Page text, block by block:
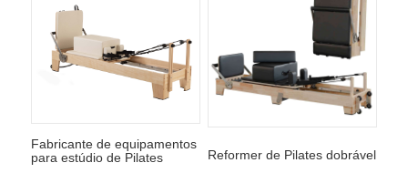
Fabricante de equipamentos
para estúdio de Pilates
Reformer de Pilates dobrável